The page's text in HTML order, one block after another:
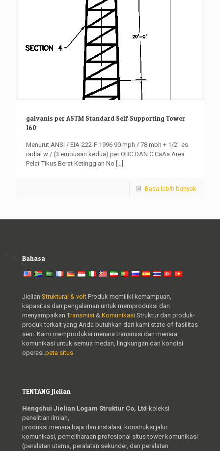
galvanis per ASTM Standard Self-Supporting Tower
160′
Menurut ANSI / EIA-222-F 1996 90 mph / 78 mph + 1/2″ es
radial w / (3 embusan kedua) per OBC DAN C CaAa Area
Pelat Tikus Berat Ketinggian No […]
Baca lebih banyak
Bahasa
Jielian Struktural & volt Produk memiliki kemampuan,
kapasitas dan pengalaman untuk memproduksi dan
menyampaikanTransmisi & Komunikasi Struktur dan produk-
produk terkait yang Anda butuhkan dari kami state-of-fasilitas
seni. Kami memproduksi menara transmisi dan menara
komunikasi untuk semua medan, lingkungan dan kondisi
operasi.peta situs
TENTANG Jielian
Hengshui Jielian Logam Struktur Co, Ltd-koleksi
penelitian ilmiah,
produksi menara baja dan instalasi, konstruksi jalur
komunikasi, pemeliharaan profesional situs tower komunikasi
(peralatan utama, peralatan sekunder, dan peralatan